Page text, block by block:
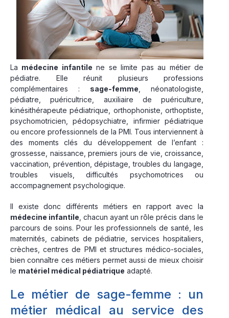
La médecine infantile ne se limite pas au métier de
pédiatre. Elle réunit plusieurs professions
complémentaires : sage-femme , néonatologiste,
pédiatre, puéricultrice, auxiliaire de puériculture,
kinésithérapeute pédiatrique, orthophoniste, orthoptiste,
psychomotricien, pédopsychiatre, infirmier pédiatrique
ou encore professionnels de la PMI. Tous interviennent à
des moments clés du développement de l’enfant :
grossesse, naissance, premiers jours de vie, croissance,
vaccination, prévention, dépistage, troubles du langage,
troubles visuels, difficultés psychomotrices ou
accompagnement psychologique.
Il existe donc différents métiers en rapport avec la
médecine infantile , chacun ayant un rôle précis dans le
parcours de soins. Pour les professionnels de santé, les
maternités, cabinets de pédiatrie, services hospitaliers,
crèches, centres de PMI et structures médico-sociales,
bien connaître ces métiers permet aussi de mieux choisir
le matériel médical pédiatrique adapté.
Le métier de sage-femme : un
métier médical au service des